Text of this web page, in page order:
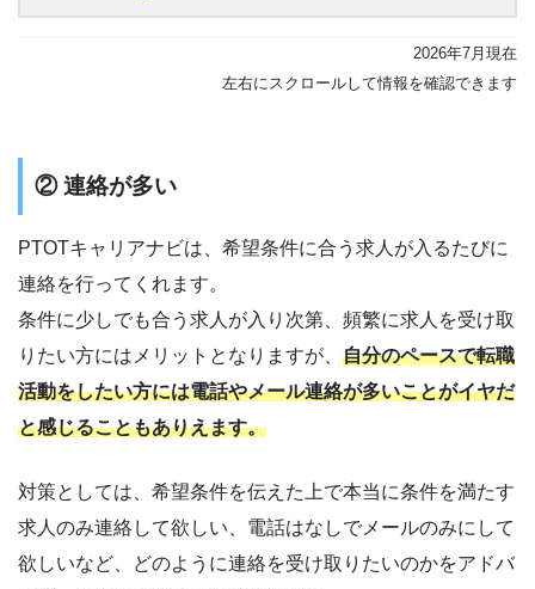
2026年7月現在
左右にスクロールして情報を確認できます
② 連絡が多い
PTOTキャリアナビは、希望条件に合う求人が入るたびに
連絡を行ってくれます。
条件に少しでも合う求人が入り次第、頻繁に求人を受け取
りたい方にはメリットとなりますが、 自分のペースで転職
活動をしたい方には電話やメール連絡が多いことがイヤだ
と感じることもありえます。
対策としては、希望条件を伝えた上で本当に条件を満たす
求人のみ連絡して欲しい、電話はなしでメールのみにして
欲しいなど、どのように連絡を受け取りたいのかをアドバ